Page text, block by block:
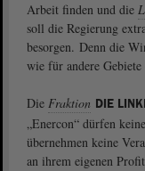
Arbeit finden und die
soll die Regierung
besorgen. Denn die
wie für andere
Die Fraktion DIE
„Enercon“ dürfen
übernehmen keine
an ihrem eigenen